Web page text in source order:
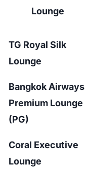
Lounge
TG Royal Silk
Lounge
Bangkok Airways
Premium Lounge
(PG)
Coral Executive
Lounge